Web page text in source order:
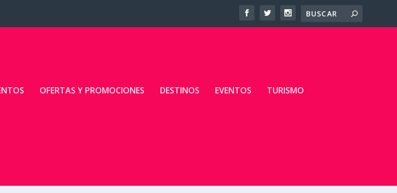
OFERTAS Y PROMOCIONES DESTINOS EVENTOS TURISMO